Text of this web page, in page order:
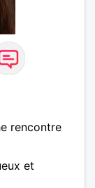
rencontre
et